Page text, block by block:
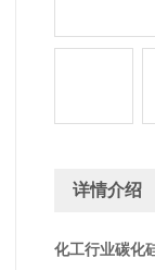
详情介绍
化工行业碳化